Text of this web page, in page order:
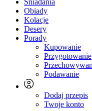
Śniadania
Obiady
Kolacje
Desery
Porady
Kupowanie
Przygotowanie
Podawanie
Dodaj przepis
Twoje konto